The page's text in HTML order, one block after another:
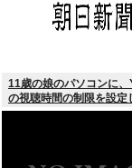
11歳の娘のパソコンに、
の視聴時間の制限を設定